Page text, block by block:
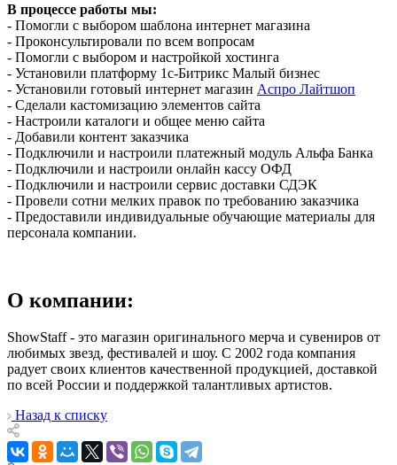
В процессе работы мы:
- Помогли с выбором шаблона интернет магазина
- Проконсультировали по всем вопросам
- Помогли с выбором и настройкой хостинга
- Установили платформу 1с-Битрикс Малый бизнес
- Установили готовый интернет магазин Аспро Лайтшоп
- Сделали кастомизацию элементов сайта
- Настроили каталоги и общее меню сайта
- Добавили контент заказчика
- Подключили и настроили платежный модуль Альфа Банка
- Подключили и настроили онлайн кассу ОФД
- Подключили и настроили сервис доставки СДЭК
- Провели сотни мелких правок по требованию заказчика
- Предоставили индивидуальные обучающие материалы для
персонала компании.
О компании:
ShowStaff - это магазин оригинального мерча и сувениров от
любимых звезд, фестивалей и шоу. С 2002 года компания
радует своих клиентов качественной продукцией, доставкой
по всей России и поддержкой талантливых артистов.
Назад к списку